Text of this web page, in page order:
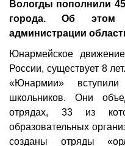
Вологды пополнили
города. Об этом
администрации
Юнармейское
России, существует 8
«Юнармии»
школьников. Они
отрядах, 33 из
образовательных
созданы отряды